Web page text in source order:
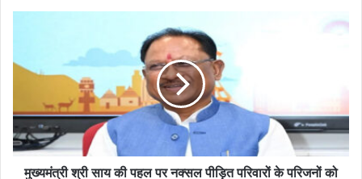
मुख्यमंत्री श्री साय की पहल पर नक्सल पीड़ित परिवारों के परिजनों को